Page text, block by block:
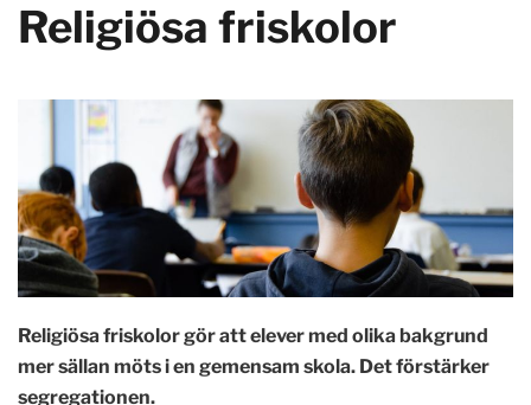
Religiösa friskolor
Religiösa friskolor gör att elever med olika bakgrund
mer sällan möts i en gemensam skola. Det förstärker
segregationen.